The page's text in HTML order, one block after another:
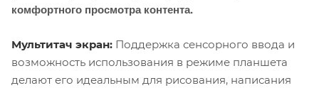
комфортного просмотра контента.
Мультитач экран: Поддержка сенсорного ввода и
возможность использования в режиме планшета
делают его идеальным для рисования, написания